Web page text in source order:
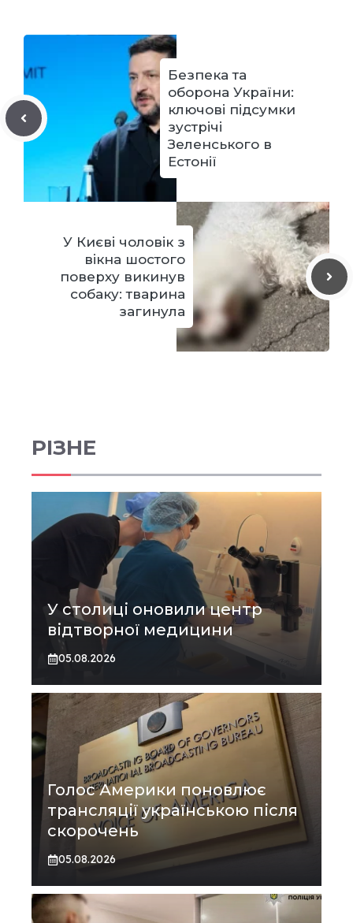
Безпека та
оборона України:
ключові підсумки
зустрічі
Зеленського в
Естонії
У Києві чоловік з
вікна шостого
поверху викинув
собаку: тварина
загинула
РІЗНЕ
У столиці оновили центр
відтворної медицини
05.08.2026
Голос Америки поновлює
трансляції українською після
скорочень
05.08.2026